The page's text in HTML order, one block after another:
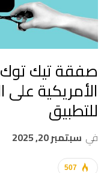
صفقة تيك توك
الأمريكية على
للتطبيق
في سبتمبر 20, 2025
507